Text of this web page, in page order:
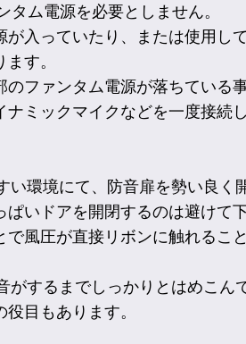
ム電源を必要としません。
入っていたり、または使用し
す。
ファンタム電源が落ちている
ナミックマイクなどを一度接
い環境にて、防音扉を勢い良
いドアを開閉するのは避けて
風圧が直接リボンに触れるこ
するまでしっかりとはめこん
目もあります。